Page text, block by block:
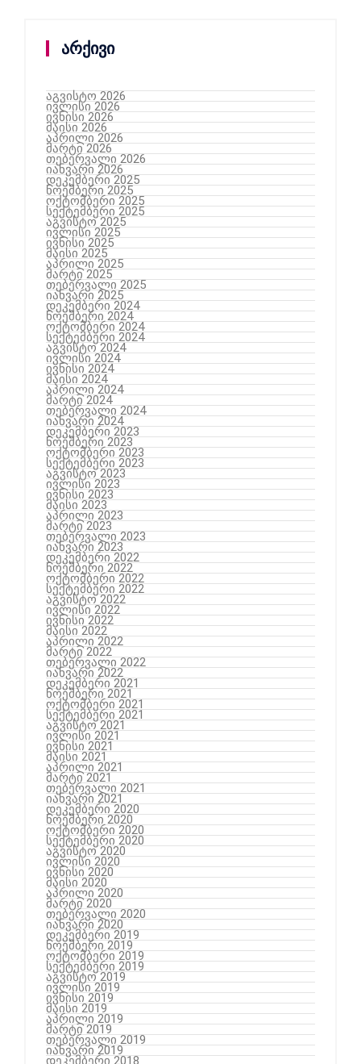
არქივი
აგვისტო 2026
ივლისი 2026
ივნისი 2026
მაისი 2026
აპრილი 2026
მარტი 2026
თებერვალი 2026
იანვარი 2026
დეკემბერი 2025
ნოემბერი 2025
ოქტომბერი 2025
სექტემბერი 2025
აგვისტო 2025
ივლისი 2025
ივნისი 2025
მაისი 2025
აპრილი 2025
მარტი 2025
თებერვალი 2025
იანვარი 2025
დეკემბერი 2024
ნოემბერი 2024
ოქტომბერი 2024
სექტემბერი 2024
აგვისტო 2024
ივლისი 2024
ივნისი 2024
მაისი 2024
აპრილი 2024
მარტი 2024
თებერვალი 2024
იანვარი 2024
დეკემბერი 2023
ნოემბერი 2023
ოქტომბერი 2023
სექტემბერი 2023
აგვისტო 2023
ივლისი 2023
ივნისი 2023
მაისი 2023
აპრილი 2023
მარტი 2023
თებერვალი 2023
იანვარი 2023
დეკემბერი 2022
ნოემბერი 2022
ოქტომბერი 2022
სექტემბერი 2022
აგვისტო 2022
ივლისი 2022
ივნისი 2022
მაისი 2022
აპრილი 2022
მარტი 2022
თებერვალი 2022
იანვარი 2022
დეკემბერი 2021
ნოემბერი 2021
ოქტომბერი 2021
სექტემბერი 2021
აგვისტო 2021
ივლისი 2021
ივნისი 2021
მაისი 2021
აპრილი 2021
მარტი 2021
თებერვალი 2021
იანვარი 2021
დეკემბერი 2020
ნოემბერი 2020
ოქტომბერი 2020
სექტემბერი 2020
აგვისტო 2020
ივლისი 2020
ივნისი 2020
მაისი 2020
აპრილი 2020
მარტი 2020
თებერვალი 2020
იანვარი 2020
დეკემბერი 2019
ნოემბერი 2019
ოქტომბერი 2019
სექტემბერი 2019
აგვისტო 2019
ივლისი 2019
ივნისი 2019
მაისი 2019
აპრილი 2019
მარტი 2019
თებერვალი 2019
იანვარი 2019
დეკემბერი 2018